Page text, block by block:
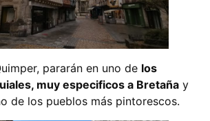
pararán en uno de los
muy especificos a Bretaña y
de los pueblos más pintorescos.